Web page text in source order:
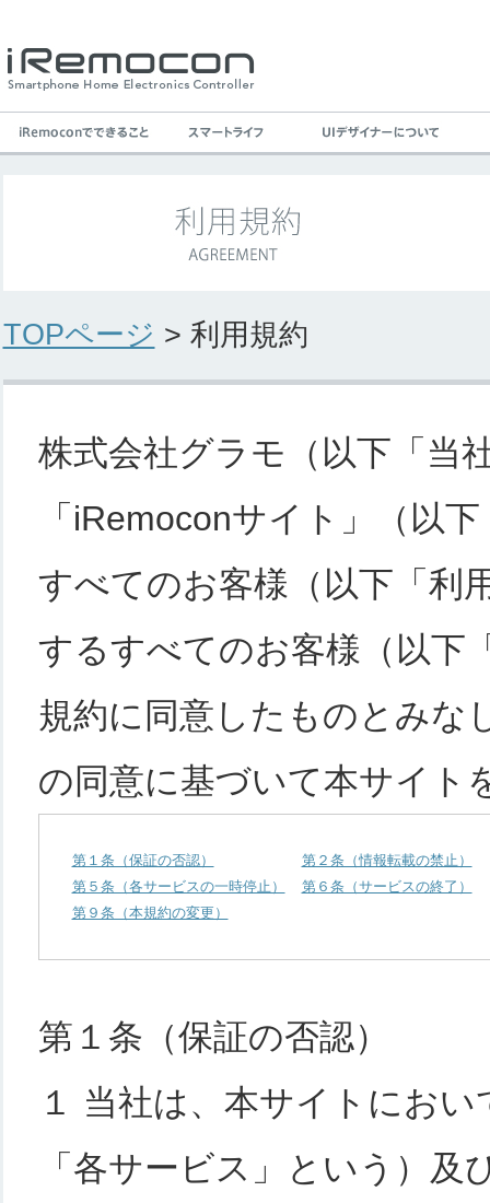
TOPページ > 利用規約
株式会社グラモ（以下「当
「iRemoconサイト」（以
すべてのお客様（以下「利
するすべてのお客様（以下
規約に同意したものとみな
の同意に基づいて本サイト
第１条（保証の否認）
第２条（情報転載の禁止）
第５条（各サービスの一時停止）
第６条（サービスの終了）
第９条（本規約の変更）
第１条（保証の否認）
１ 当社は、本サイトにお
「各サービス」という）